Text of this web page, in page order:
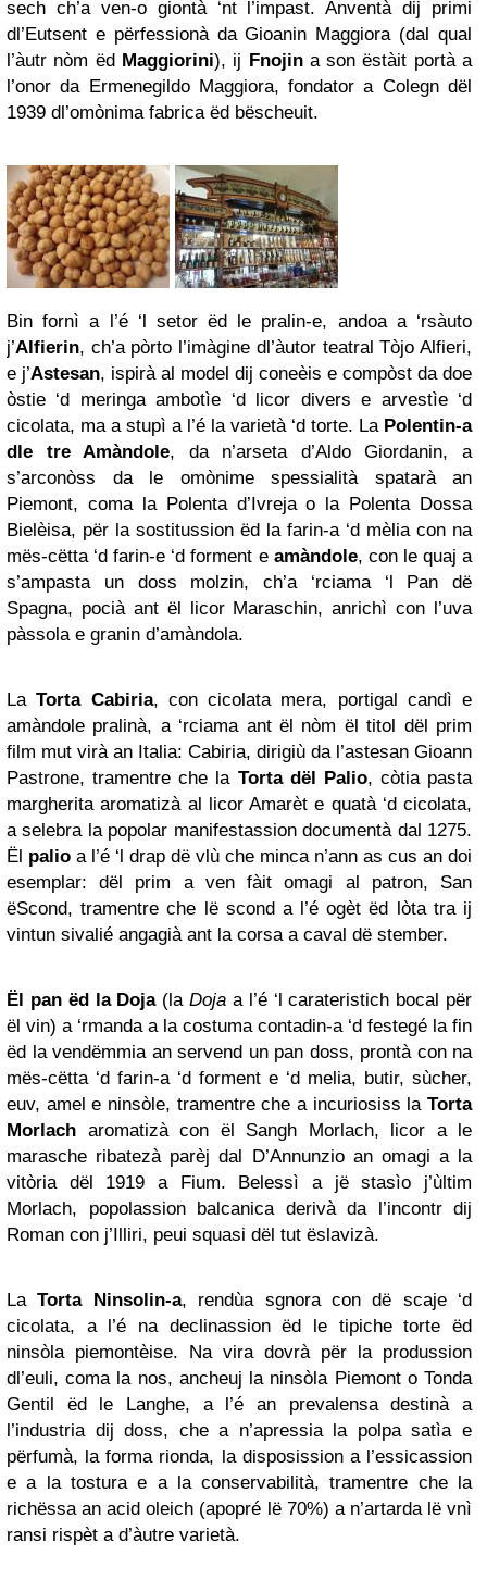
sech ch’a ven-o giontà ‘nt l’impast. Anventà dij primi
dl’Eutsent e përfessionà da Gioanin Maggiora (dal qual
l’àutr nòm ëd Maggiorini), ij Fnojina son ëstàit portà a
l’onor da Ermenegildo Maggiora, fondator a Colegn dël
1939 dl’omònima fabrica ëd bëscheuit.
Bin fornì a l’é ‘l setor ëd le pralin-e, andoa a ‘rsàuto
j’Alfierin, ch’a pòrto l’imàgine dl’àutor teatral Tòjo Alfieri,
e j’Astesan, ispirà al model dij coneèis e compòst da doe
òstie ‘d meringa ambotìe ‘d licor divers e arvestìe ‘d
cicolata, ma a stupì a l’é la varietà ‘d torte. La Polentin-a
dle tre Amàndole, da n’arseta d’Aldo Giordanin, a
s’arconòss da le omònime spessialità spatarà an
Piemont, coma la Polenta d’Ivreja o la Polenta Dossa
Bielèisa, për la sostitussion ëd la farin-a ‘d mèlia con na
mës-cëtta ‘d farin-e ‘d forment e amàndole, con le quaj a
s’ampasta un doss molzin, ch’a ‘rciama ‘l Pan dë
Spagna, pocià ant ël licor Maraschin, anrichì con l’uva
pàssola e granin d’amàndola.
LaTorta Cabiria, con cicolata mera, portigal candì e
amàndole pralinà, a ‘rciama ant ël nòm ël titol dël prim
film mut virà an Italia: Cabiria, dirigiù da l’astesan Gioann
Pastrone, tramentre che la Torta dël Palio, còtia pasta
margherita aromatizà al licor Amarèt e quatà ‘d cicolata,
a selebra la popolar manifestassion documentà dal 1275.
Ël palio a l’é ‘l drap dë vlù che minca n’ann as cus an doi
esemplar: dël prim a ven fàit omagi al patron, San
ëScond, tramentre che lë scond a l’é ogèt ëd lòta tra ij
vintun sivalié angagià ant la corsa a caval dë stember.
Ël pan ëd la Doja(laDoja a l’é ‘l carateristich bocal për
ël vin) a ‘rmanda a la costuma contadin-a ‘d festegé la fin
ëd la vendëmmia an servend un pan doss, prontà con na
mës-cëtta ‘d farin-a ‘d forment e ‘d melia, butir, sùcher,
euv, amel e ninsòle, tramentre che a incuriosiss la Torta
Morlach aromatizà con ël Sangh Morlach, licor a le
marasche ribatezà parèj dal D’Annunzio an omagi a la
vitòria dël 1919 a Fium. Belessì a jë stasìo j’ùltim
Morlach, popolassion balcanica derivà da l’incontr dij
Roman con j’Illiri, peui squasi dël tut ëslavizà.
LaTorta Ninsolin-a, rendùa sgnora con dë scaje ‘d
cicolata, a l’é na declinassion ëd le tipiche torte ëd
ninsòla piemontèise. Na vira dovrà për la produssion
dl’euli, coma la nos, ancheuj la ninsòla Piemont o Tonda
Gentil ëd le Langhe, a l’é an prevalensa destinà a
l’industria dij doss, che a n’apressia la polpa satìa e
përfumà, la forma rionda, la disposission a l’essicassion
e a la tostura e a la conservabilità, tramentre che la
richëssa an acid oleich (apopré lë 70%) a n’artarda lë vnì
ransi rispèt a d’àutre varietà.